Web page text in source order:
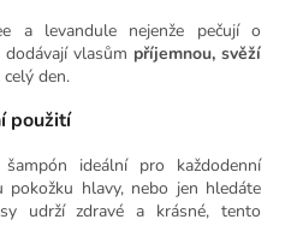
a levandule nejenže pečují o
vlasům příjemnou, svěží
den.
použití
ideální pro každodenní
hlavy, nebo jen hledáte
udrží zdravé a krásné, tento